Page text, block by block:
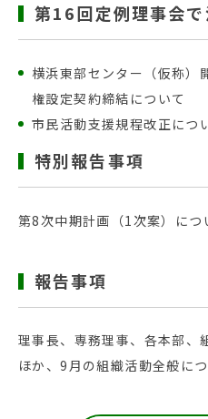
第16回定例理事会で
横浜東部センター（仮称）
権設定契約締結について
市民活動支援規程改正につ
特別報告事項
第8次中期計画（1次案）につ
報告事項
理事長、専務理事、各本部、
ほか、9月の組織活動全般に